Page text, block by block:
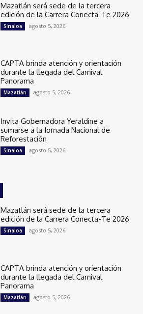
Mazatlán será sede de la tercera
edición de la Carrera Conecta-Te 2026
Sinaloa agosto 5, 2026
CAPTA brinda atención y orientación
durante la llegada del Carnival
Panorama
Mazatlán agosto 5, 2026
Invita Gobernadora Yeraldine a
sumarse a la Jornada Nacional de
Reforestación
Sinaloa agosto 5, 2026
Mazatlán será sede de la tercera
edición de la Carrera Conecta-Te 2026
Sinaloa agosto 5, 2026
CAPTA brinda atención y orientación
durante la llegada del Carnival
Panorama
Mazatlán agosto 5, 2026